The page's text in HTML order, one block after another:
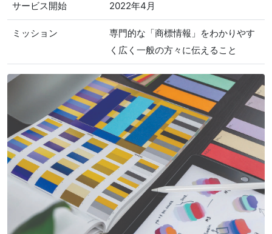
サービス開始 2022年4月
ミッション
専門的な「商標情報」をわかりやす
く広く一般の方々に伝えること